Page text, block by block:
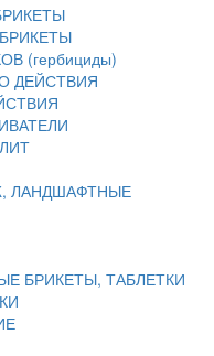
(гербициды)
ДЕЙСТВИЯ
ЛАНДШАФТНЫЕ
БРИКЕТЫ, ТАБЛЕТКИ